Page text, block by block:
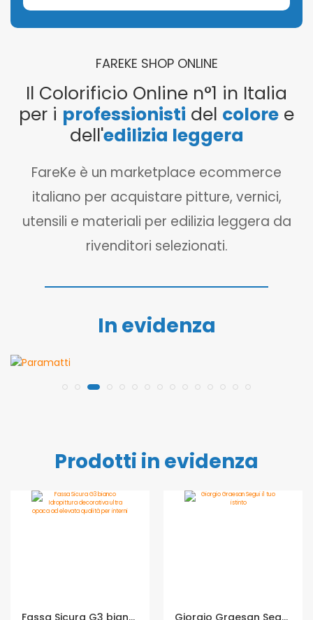
FAREKE SHOP ONLINE
Il Colorificio Online n°1 in Italia
per i professionisti del colore e
dell'edilizia leggera
FareKe è un marketplace ecommerce
italiano per acquistare pitture, vernici,
utensili e materiali per edilizia leggera da
rivenditori selezionati.
In evidenza
Prodotti in evidenza
Fassa Sicura G3 bianco Idropittura decorativa ultra opaca ad elevata qualità per interni - Formato in litri: 1 lt Giorgio Graesan Segui il tuo istinto - Formato in kg: 8 kg